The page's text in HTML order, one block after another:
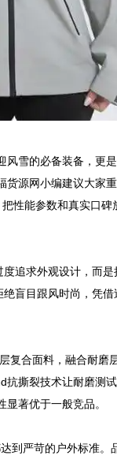
雪的必备装备，更
源网小编建议大家
性能参数和真实口
追求外观设计，而
盲目跟风时尚，凭借
复合面料，融合耐磨
撕裂技术让耐磨测
著优于一般竞品。
到严苛的户外标准。